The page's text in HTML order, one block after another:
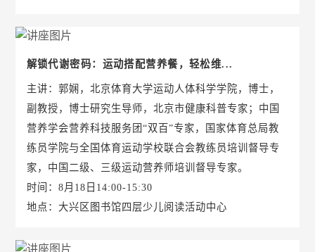
解锁代谢密码：运动搭配营养餐，轻松维...
主讲：郭娴，北京体育大学运动人体科学学院，博士，
副教授，博士研究生导师，北京市健康科普专家；中国
营养学会营养科技服务团“双百”专家，国家体育总局教
练员学院与全国体育运动学校联合会教练员培训督导专
家，中国二级、三级运动营养师培训督导专家。
时间：8月18日14:00-15:30
地点：大兴区图书馆四层少儿阅读活动中心